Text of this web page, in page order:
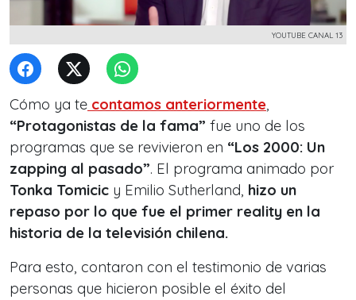
YOUTUBE CANAL 13
Cómo ya te contamos anteriormente,
“Protagonistas de la fama” fue uno de los
programas que se revivieron en “Los 2000: Un
zapping al pasado”. El programa animado por
Tonka Tomicic y Emilio Sutherland, hizo un
repaso por lo que fue el primer reality en la
historia de la televisión chilena.
Para esto, contaron con el testimonio de varias
personas que hicieron posible el éxito del